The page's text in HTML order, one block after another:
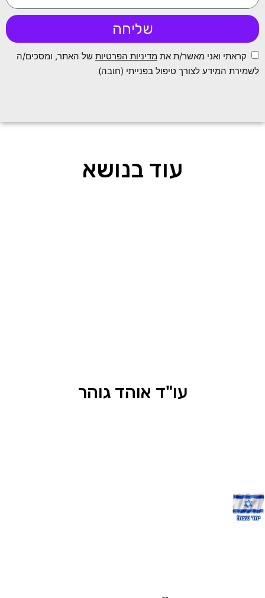
שליחה
קראתי ואני מאשר/ת את מדיניות הפרטיות של האתר, ומסכים/ה
לשמירת המידע לצורך טיפול בפנייתי (חובה)
עוד בנושא
עו"ד אוהד גוהר